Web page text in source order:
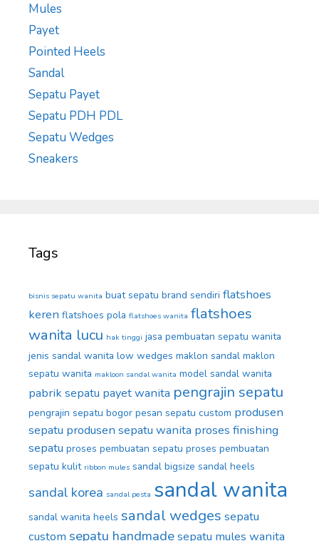
Mules
Payet
Pointed Heels
Sandal
Sepatu Payet
Sepatu PDH PDL
Sepatu Wedges
Sneakers
Tags
bisnis sepatu wanita buat sepatu brand sendiri flatshoes
keren flatshoes pola flatshoes wanita flatshoes
wanita lucu hak tinggi jasa pembuatan sepatu wanita
jenis sandal wanita low wedges maklon sandal maklon
sepatu wanita makloon sandal wanita model sandal wanita
pabrik sepatu payet wanita pengrajin sepatu
pengrajin sepatu bogor pesan sepatu custom produsen
sepatu produsen sepatu wanita proses finishing
sepatu proses pembuatan sepatu proses pembuatan
sepatu kulit ribbon mules sandal bigsize sandal heels
sandal korea sandal pesta sandal wanita
sandal wanita heels sandal wedges sepatu
custom sepatu handmadesepatu mules wanita